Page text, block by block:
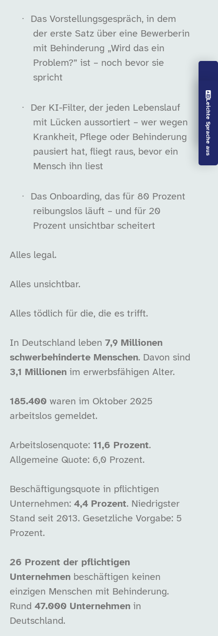
Vorlesen aus
Leichte Sprache aus
·
Das Vorstellungsgespräch, in dem
der erste Satz über eine Bewerberin
mit Behinderung „Wird das ein
Problem?” ist – noch bevor sie
spricht
·
Der KI-Filter, der jeden Lebenslauf
mit Lücken aussortiert – wer wegen
Krankheit, Pflege oder Behinderung
pausiert hat, fliegt raus, bevor ein
Mensch ihn liest
·
Das Onboarding, das für 80 Prozent
reibungslos läuft – und für 20
Prozent unsichtbar scheitert
Alles legal.
Alles unsichtbar.
Alles tödlich für die, die es trifft.
In Deutschland leben 7,9 Millionen
schwerbehinderte Menschen. Davon sind
3,1 Millionen im erwerbsfähigen Alter.
185.400 waren im Oktober 2025
arbeitslos gemeldet.
Arbeitslosenquote: 11,6 Prozent.
Allgemeine Quote: 6,0 Prozent.
Beschäftigungsquote in pflichtigen
Unternehmen: 4,4 Prozent. Niedrigster
Stand seit 2013. Gesetzliche Vorgabe: 5
Prozent.
26 Prozent der pflichtigen
Unternehmen beschäftigen keinen
einzigen Menschen mit Behinderung.
Rund 47.000 Unternehmen in
Deutschland.